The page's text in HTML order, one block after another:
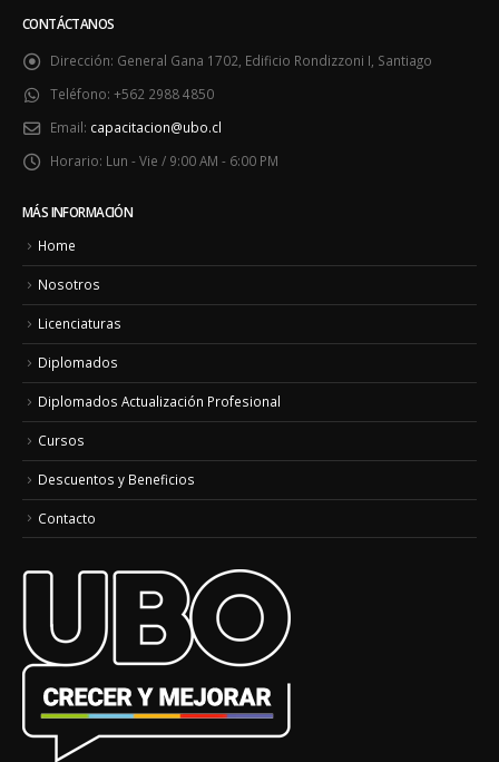
CONTÁCTANOS
Dirección: General Gana 1702, Edificio Rondizzoni I, Santiago
Teléfono: +562 2988 4850
Email: capacitacion@ubo.cl
Horario: Lun - Vie / 9:00 AM - 6:00 PM
MÁS INFORMACIÓN
Home
Nosotros
Licenciaturas
Diplomados
Diplomados Actualización Profesional
Cursos
Descuentos y Beneficios
Contacto